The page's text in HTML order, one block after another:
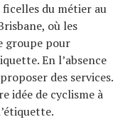
ficelles du métier au
où les
groupe pour
En l’absence
des services.
idée de cyclisme à